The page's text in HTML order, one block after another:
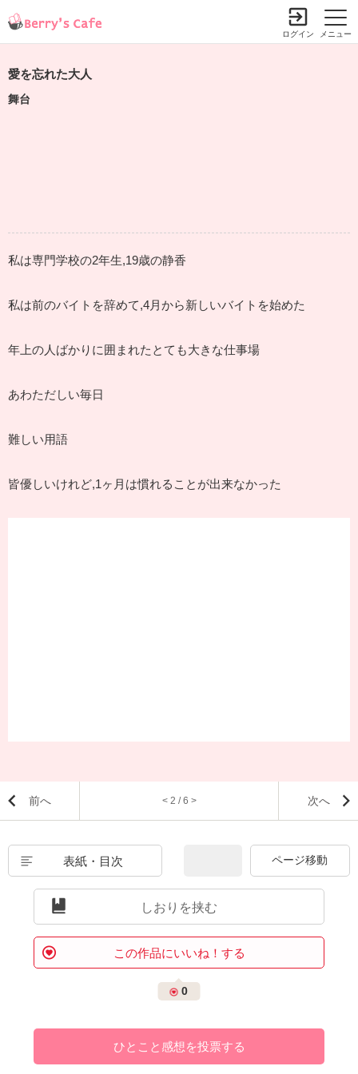
メニュー
ログイン
愛を忘れた大人
舞台
私は専門学校の2年生,19歳の静香
私は前のバイトを辞めて,4月から新しいバイトを始めた
年上の人ばかりに囲まれたとても大きな仕事場
あわただしい毎日
難しい用語
皆優しいけれど,1ヶ月は慣れることが出来なかった
前へ < 2 / 6 > 次へ
表紙・目次
しおりを挟む
この作品にいいね！する
0
ひとこと感想を投票する